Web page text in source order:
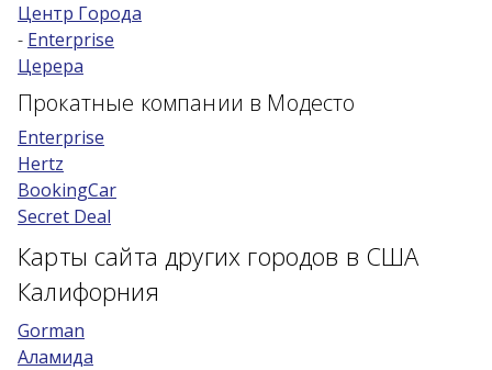
Центр Города
- Enterprise
Церера
Прокатные компании в Модесто
Enterprise
Hertz
BookingCar
Secret Deal
Карты сайта других городов в США
Калифорния
Gorman
Аламида